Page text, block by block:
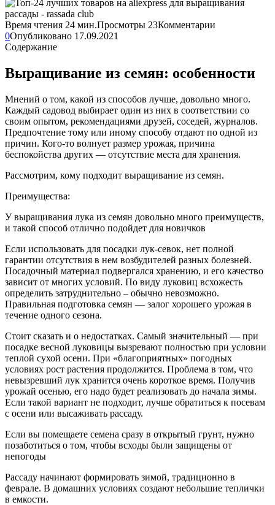
Время чтения 24 мин.Просмотры 23Комментарии
0Опубликовано 17.09.2021
Содержание
Выращивание из семян: особенности
Мнений о том, какой из способов лучше, довольно много.
Каждый садовод выбирает один из них в соответствии со
своим опытом, рекомендациями друзей, соседей, журналов.
Предпочтение тому или иному способу отдают по одной из
причин. Кого-то волнует размер урожая, причина
беспокойства других — отсутствие места для хранения.
Рассмотрим, кому подходит выращивание из семян.
Преимущества:
У выращивания лука из семян довольно много преимуществ,
и такой способ отлично подойдет для новичков
Если использовать для посадки лук-севок, нет полной
гарантии отсутствия в нем возбудителей разных болезней.
Посадочный материал подвергался хранению, и его качество
зависит от многих условий. По виду луковиц всхожесть
определить затруднительно – обычно невозможно.
Правильная подготовка семян — залог хорошего урожая в
течение одного сезона.
Стоит сказать и о недостатках. Самый значительный — при
посадке весной луковицы вызревают полностью при условии
теплой сухой осени. При «благоприятных» погодных
условиях рост растения продолжится. Проблема в том, что
невызревший лук хранится очень короткое время. Получив
урожай осенью, его надо будет реализовать до начала зимы.
Если такой вариант не подходит, лучше обратиться к посевам
с осени или высаживать рассаду.
Если вы помещаете семена сразу в открытый грунт, нужно
позаботиться о том, чтобы всходы были защищены от
непогоды
Рассаду начинают формировать зимой, традиционно в
феврале. В домашних условиях создают небольшие теплички
в емкости.